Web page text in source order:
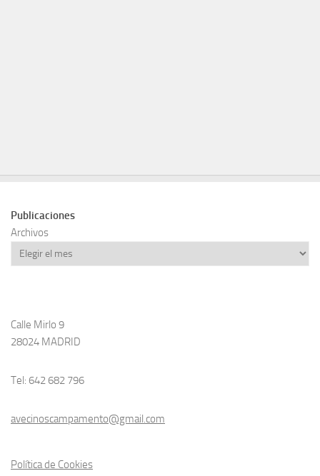
Publicaciones
Archivos
Calle Mirlo 9
28024 MADRID
Tel: 642 682 796
avecinoscampamento@gmail.com
Política de Cookies